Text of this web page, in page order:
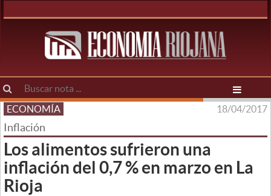
ECONOMÍA 18/04/2017
Inflación
Los alimentos sufrieron una
inflación del 0,7 % en marzo en La
Rioja